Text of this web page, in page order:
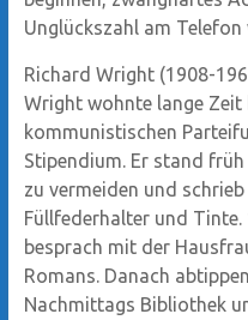
Unglückszahl am Telefon
Richard Wright (1908-
Wright wohnte lange Zeit
kommunistischen
Stipendium. Er stand
zu vermeiden und
Füllfederhalter und Tinte.
besprach mit der
Romans. Danach
Nachmittags Bibliothek